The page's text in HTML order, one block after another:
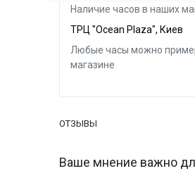
Наличие часов в наших
ТРЦ "Ocean Plaza", Киев
Любые часы можно
магазине
ОТЗЫВЫ
Ваше мнение важно